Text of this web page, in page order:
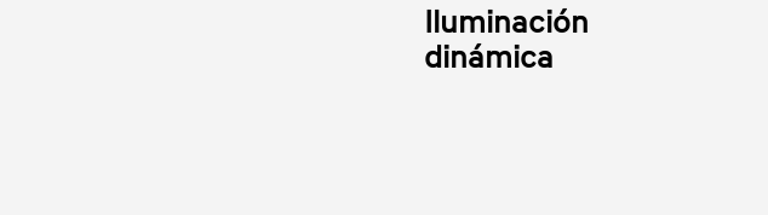
Iluminación
dinámica